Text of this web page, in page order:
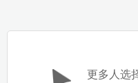
更多人选